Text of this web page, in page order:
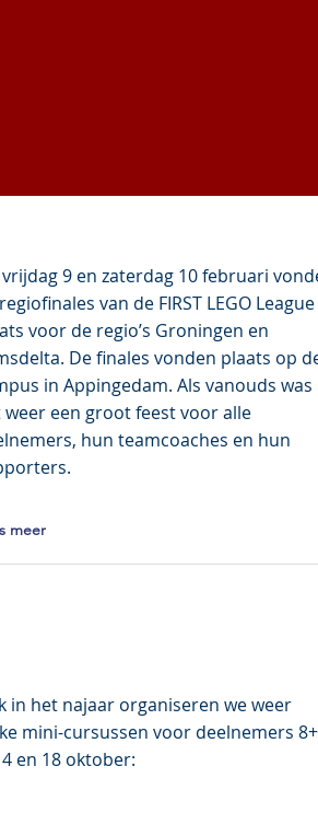
vrijdag 9 en zaterdag 10 februari
van de FIRST LEGO League
voor de regio’s Groningen en
De finales vonden plaats op
in Appingedam. Als vanouds was
weer een groot feest voor alle
hun teamcoaches en hun
meer
in het najaar organiseren we weer
mini-cursussen voor deelnemers 8+
en 18 oktober: